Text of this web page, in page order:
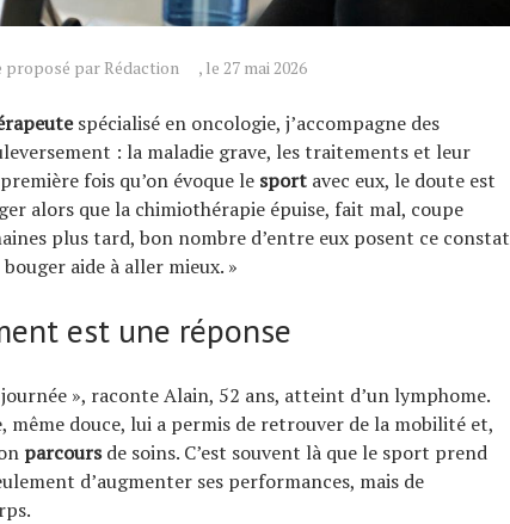
proposé par Rédaction , le 27 mai 2026
spécialisé en oncologie, j’accompagne des
: la maladie grave, les traitements et leur
fois qu’on évoque le sport avec eux, le doute est
alors que la chimiothérapie épuise, fait mal, coupe
plus tard, bon nombre d’entre eux posent ce constat
aide à aller mieux. »
est une réponse
», raconte Alain, 52 ans, atteint d’un lymphome.
douce, lui a permis de retrouver de la mobilité et,
parcoursde soins. C’est souvent là que le sport prend
d’augmenter ses performances, mais de